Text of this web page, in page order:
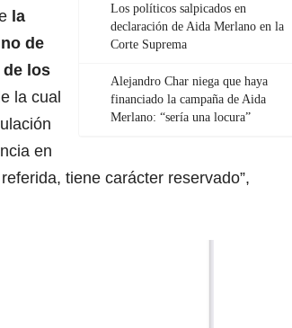
Los políticos salpicados en
declaración de Aida Merlano en la
Corte Suprema
Alejandro Char niega que haya
financiado la campaña de Aida
Merlano: “sería una locura”
la
de
los
la cual
en
tiene carácter reservado”,